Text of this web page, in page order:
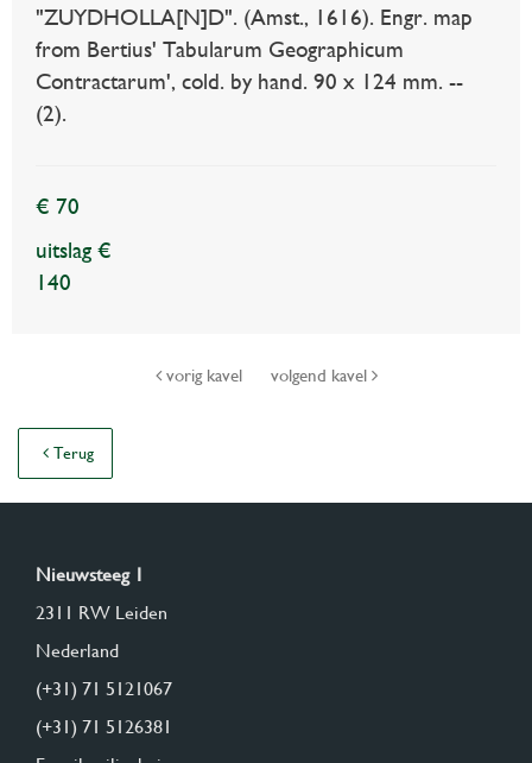
"ZUYDHOLLA[N]D". (Amst., 1616). Engr. map
from Bertius' Tabularum Geographicum
Contractarum', cold. by hand. 90 x 124 mm. --
(2).
€ 70
uitslag €
140
vorig kavel volgend kavel
Terug
Nieuwsteeg 1
2311 RW Leiden
Nederland
(+31) 71 5121067
(+31) 71 5126381